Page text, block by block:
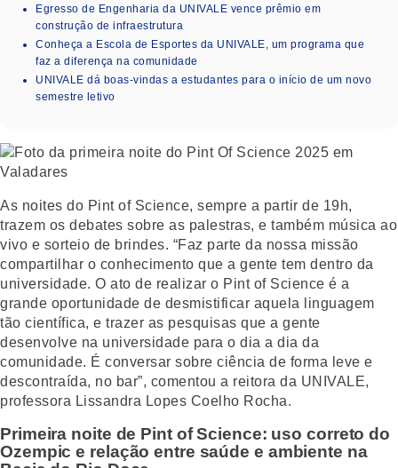
Egresso de Engenharia da UNIVALE vence prêmio em
construção de infraestrutura
Conheça a Escola de Esportes da UNIVALE, um programa que
faz a diferença na comunidade
UNIVALE dá boas-vindas a estudantes para o início de um novo
semestre letivo
As noites do Pint of Science, sempre a partir de 19h,
trazem os debates sobre as palestras, e também música ao
vivo e sorteio de brindes. “Faz parte da nossa missão
compartilhar o conhecimento que a gente tem dentro da
universidade. O ato de realizar o Pint of Science é a
grande oportunidade de desmistificar aquela linguagem
tão científica, e trazer as pesquisas que a gente
desenvolve na universidade para o dia a dia da
comunidade. É conversar sobre ciência de forma leve e
descontraída, no bar”, comentou a reitora da UNIVALE,
professora Lissandra Lopes Coelho Rocha.
Primeira noite de Pint of Science: uso correto do
Ozempic e relação entre saúde e ambiente na